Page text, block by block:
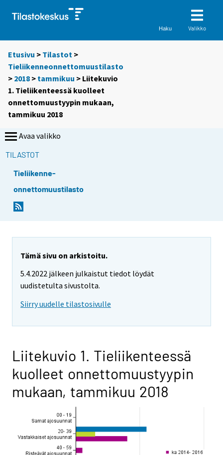
Haku Valikko
Etusivu > Tilastot >
Tieliikenneonnettomuustilasto
> 2018 > tammikuu > Liitekuvio
1. Tieliikenteessä kuolleet
onnettomuustyypin mukaan,
tammikuu 2018
Avaa valikko
TILASTOT
Tieliikenne-
onnettomuustilasto
Tämä sivu on arkistoitu.
5.4.2022 jälkeen julkaistut tiedot löydät
uudistetulta sivustolta.
Siirry uudelle tilastosivulle
Liitekuvio 1. Tieliikenteessä
kuolleet onnettomuustyypin
mukaan, tammikuu 2018